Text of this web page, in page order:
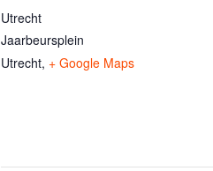
Utrecht
Jaarbeursplein
Utrecht, + Google Maps